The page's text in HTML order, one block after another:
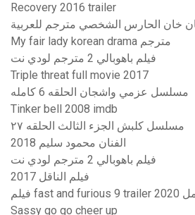
Recovery 2016 trailer
خان الحارس الشخصي مترجم للعربية
My fair lady korean drama مترجم
فيلم باهوبالي 2 مترجم لودي نت
Triple threat full movie 2017
مسلسل عزمي واشجان الحلقه 6 كامله
Tinker bell 2008 imdb
مسلسل كلبش الجزء الثالث الحلقه ٢٧
الفنان محمود سليم 2018
فيلم باهوبالي 2 مترجم لودي نت
فيلم الناقل 2017
Sassy go go cheer up